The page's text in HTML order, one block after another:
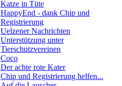
Katze in Tüte
HappyEnd - dank Chip und
Registrierung
Uelzener Nachrichten
Unterstützung unter
Tierschutzvereinen
Coco
Der achte rote Kater
Chip und Registrierung helfen...